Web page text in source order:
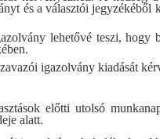
és a választói jegyzékéből
lehetővé teszi, hogy
igazolvány kiadását
előtti utolsó
alatt.